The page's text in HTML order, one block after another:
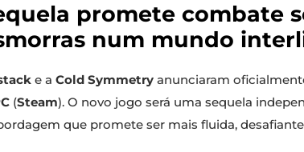
promete combate
num mundo
e a Cold Symmetry anunciaram
(Steam). O novo jogo será uma sequela
que promete ser mais fluida,